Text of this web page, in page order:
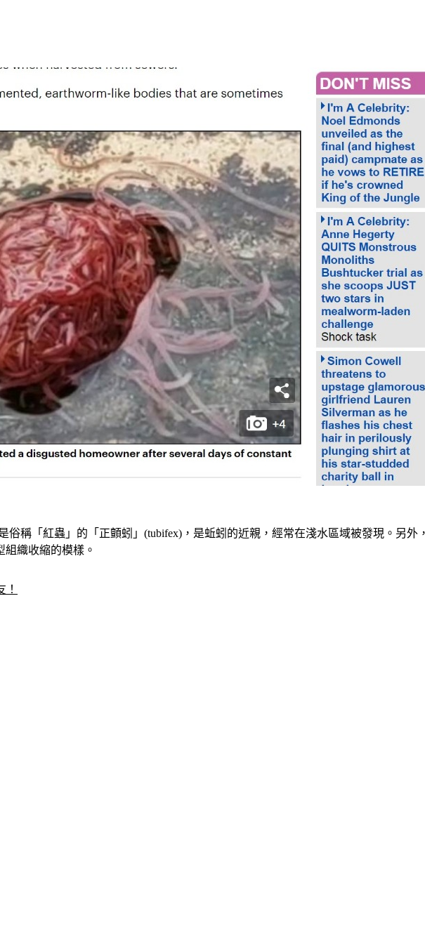
稱「紅蟲」的「正顫蚓」(tubifex)，是蚯蚓的近親，經常在淺水區域被發現。另外
織收縮的模樣。